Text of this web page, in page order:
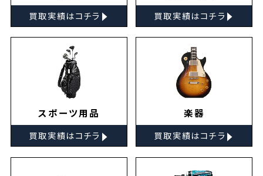
買取実績はコチラ ▸ 買取実績はコチラ ▸
スポーツ用品
買取実績はコチラ ▸
楽器
買取実績はコチラ ▸